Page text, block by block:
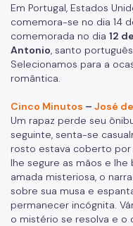
Programas e Projetos
Em Portugal, Estados
comemora-se no dia 14
comemorada no dia 12
Antonio, santo
Selecionamos para a
romântica.
Cinco Minutos – José
Um rapaz perde seu
seguinte, senta-se
rosto estava coberto
lhe segure as mãos e
amada misteriosa, o
sobre sua musa e
permanecer incógnita.
o mistério se resolva e o